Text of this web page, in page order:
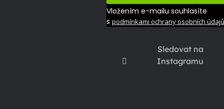
Sledovat na
Instagramu
Vložením e-mailu souhlasíte
s podmínkami ochrany osobních údajů